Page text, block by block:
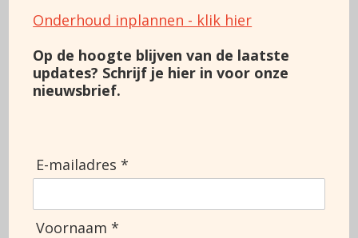
Motorinhoud 3800
Transmissie Automaat
Versnellingen 7
Cilinders
Informatie aanvragen
Onderhoud inplannen - klik hier
Op de hoogte blijven van de laatste
updates? Schrijf je hier in voor onze
nieuwsbrief.
E-mailadres *
Voornaam *